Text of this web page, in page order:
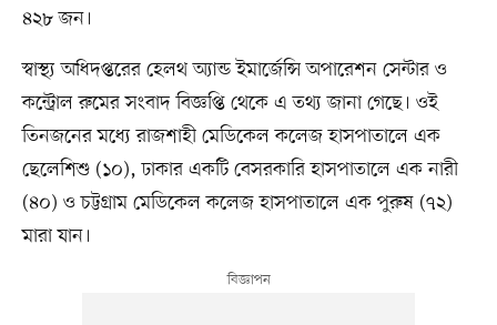
৪২৮ জন।
স্বাস্থ্য অধিদপ্তরের হেলথ অ্যান্ড ইমার্জেন্সি অপারেশন সেন্টার ও
কন্ট্রোল রুমের সংবাদ বিজ্ঞপ্তি থেকে এ তথ্য জানা গেছে। ওই
তিনজনের মধ্যে রাজশাহী মেডিকেল কলেজ হাসপাতালে এক
ছেলেশিশু (১০), ঢাকার একটি বেসরকারি হাসপাতালে এক নারী
(৪০) ও চট্টগ্রাম মেডিকেল কলেজ হাসপাতালে এক পুরুষ (৭২)
মারা যান।